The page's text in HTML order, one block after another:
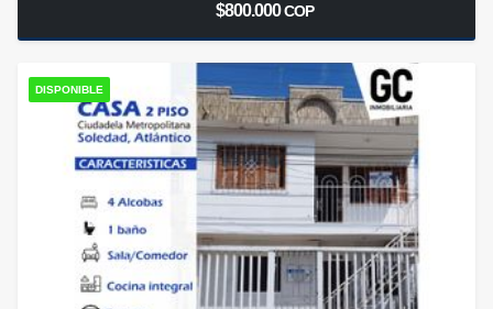
$800.000COP
DISPONIBLE